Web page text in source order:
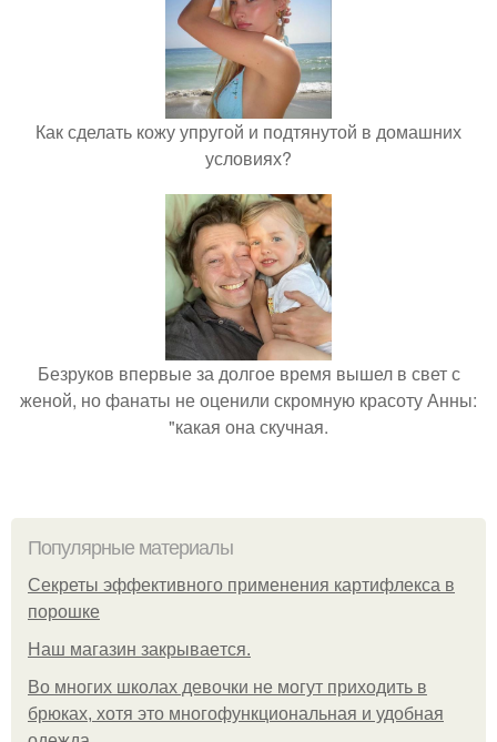
Как сделать кожу упругой и подтянутой в домашних
условиях?
Безруков впервые за долгое время вышел в свет с
женой, но фанаты не оценили скромную красоту Анны:
"какая она скучная.
Популярные материалы
Секреты эффективного применения картифлекса в
порошке
Нaш магaзин зaкрывaeтся.
Во многих школах девочки не могут приходить в
брюках, хотя это многофункциональная и удобная